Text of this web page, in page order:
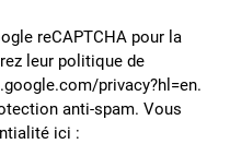
reCAPTCHA pour la
leur politique de
privacy?hl=en.
anti-spam. Vous
ici :